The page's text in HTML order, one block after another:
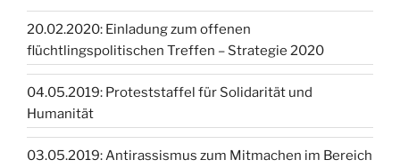
20.02.2020: Einladung zum offenen
flüchtlingspolitischen Treffen – Strategie 2020
04.05.2019: Proteststaffel für Solidarität und
Humanität
03.05.2019: Antirassismus zum Mitmachen im Bereich